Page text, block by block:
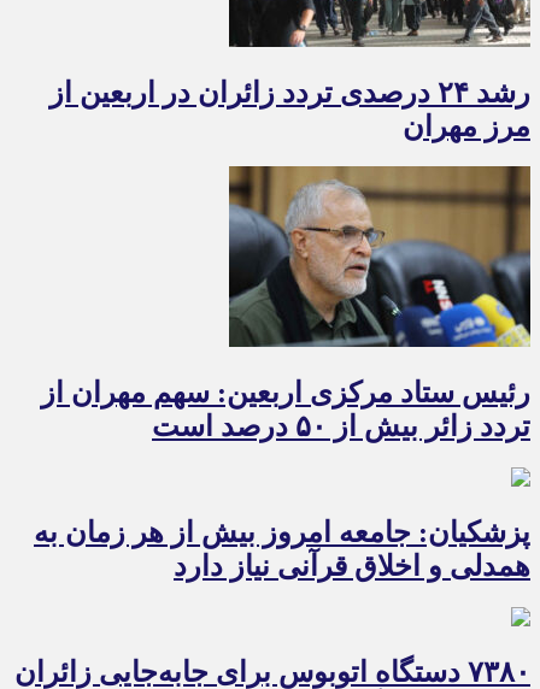
رشد ۲۴ درصدی تردد زائران در اربعین از
مرز مهران
رئیس ستاد مرکزی اربعین: سهم مهران از
تردد زائر بیش از ۵۰ درصد است
پزشکیان: جامعه امروز بیش از هر زمان به
همدلی و اخلاق قرآنی نیاز دارد
۷۳۸۰ دستگاه اتوبوس برای جابه‌جایی زائران